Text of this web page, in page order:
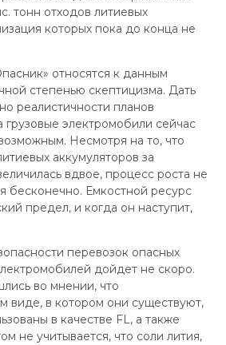
тонн отходов литиевых
которых пока до конца не
относятся к данным
степенью скептицизма. Дать
реалистичности планов
электромобили сейчас
Несмотря на то, что
аккумуляторов за
вдвое, процесс роста не
бесконечно. Емкостной ресурс
предел, и когда он наступит,
перевозок опасных
дойдет не скоро.
во мнении, что
виде, в котором они существуют,
в качестве FL, а также
не учитывается, что соли лития,